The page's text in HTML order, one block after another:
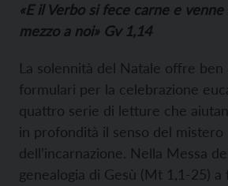
«E il Verbo si fece carne e
mezzo a noi» Gv 1,14
La solennità del Natale offre
formulari per la celebrazione
quattro serie di letture che
in profondità il senso del mistero
dell’incarnazione. Nella Messa
genealogia di Gesù (Mt 1,1-25) a